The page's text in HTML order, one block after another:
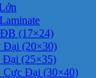
(17×24)
Đại (20×30)
(25×35)
Cực Đại (30×40)